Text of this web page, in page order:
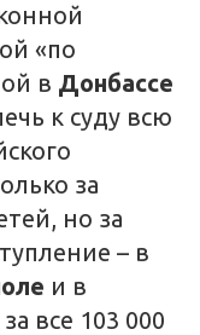
«по
в Донбассе
к суду всю
за
но за
– в
и в
все 103 000